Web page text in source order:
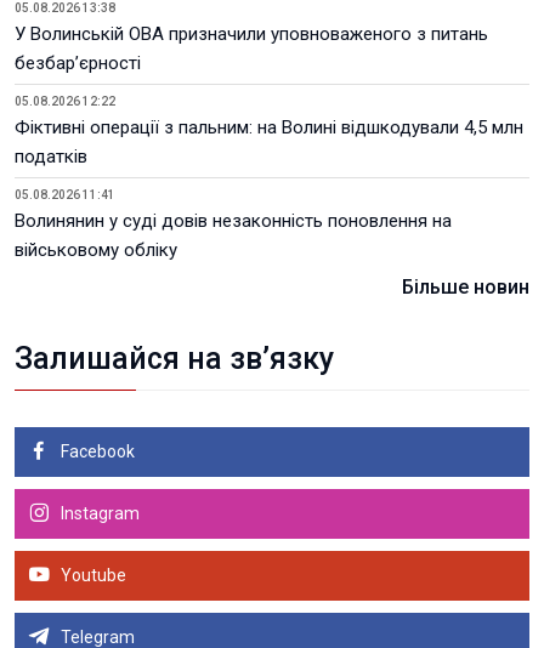
05.08.2026 13:38
У Волинській ОВА призначили уповноваженого з питань
безбар’єрності
05.08.2026 12:22
Фіктивні операції з пальним: на Волині відшкодували 4,5 млн
податків
05.08.2026 11:41
Волинянин у суді довів незаконність поновлення на
військовому обліку
Більше новин
Залишайся на зв’язку
Facebook
Instagram
Youtube
Telegram